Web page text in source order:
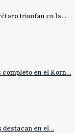
triunfan en la…
completo en el Korn…
destacan en el…